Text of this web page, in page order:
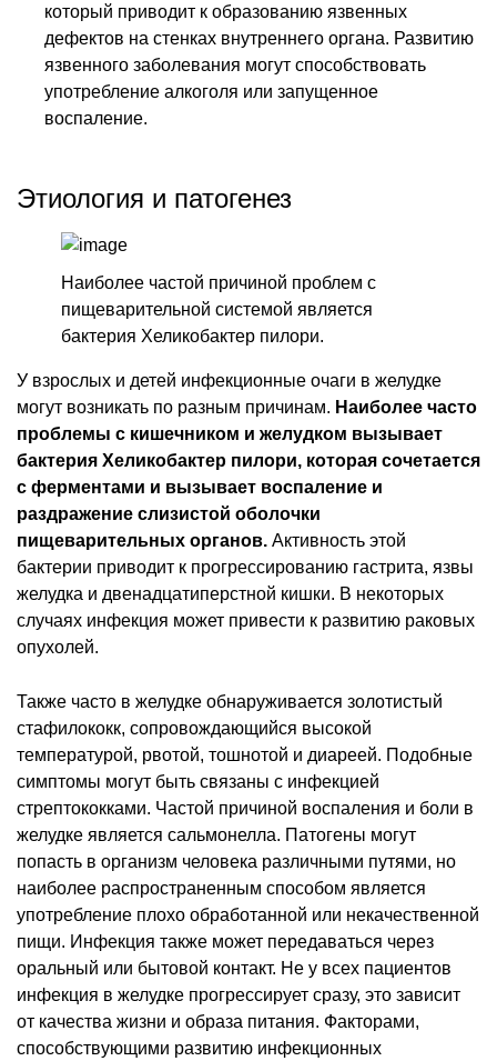
который приводит к образованию язвенных
дефектов на стенках внутреннего органа. Развитию
язвенного заболевания могут способствовать
употребление алкоголя или запущенное
воспаление.
Этиология и патогенез
Наиболее частой причиной проблем с
пищеварительной системой является
бактерия Хеликобактер пилори.
У взрослых и детей инфекционные очаги в желудке
могут возникать по разным причинам. Наиболее часто
проблемы с кишечником и желудком вызывает
бактерия Хеликобактер пилори, которая сочетается
с ферментами и вызывает воспаление и
раздражение слизистой оболочки
пищеварительных органов. Активность этой
бактерии приводит к прогрессированию гастрита, язвы
желудка и двенадцатиперстной кишки. В некоторых
случаях инфекция может привести к развитию раковых
опухолей.
Также часто в желудке обнаруживается золотистый
стафилококк, сопровождающийся высокой
температурой, рвотой, тошнотой и диареей. Подобные
симптомы могут быть связаны с инфекцией
стрептококками. Частой причиной воспаления и боли в
желудке является сальмонелла. Патогены могут
попасть в организм человека различными путями, но
наиболее распространенным способом является
употребление плохо обработанной или некачественной
пищи. Инфекция также может передаваться через
оральный или бытовой контакт. Не у всех пациентов
инфекция в желудке прогрессирует сразу, это зависит
от качества жизни и образа питания. Факторами,
способствующими развитию инфекционных